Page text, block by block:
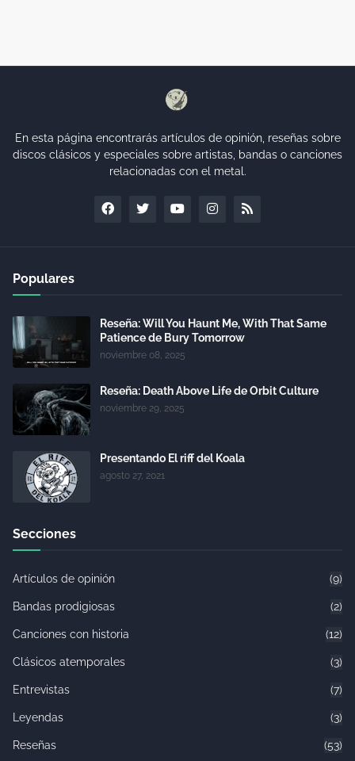
En esta página encontrarás artículos de opinión, reseñas sobre
discos clásicos y especiales sobre artistas, bandas o canciones
relacionadas con el metal.
Populares
Reseña: Will You Haunt Me, With That Same
Patience de Bury Tomorrow
noviembre 08, 2025
Reseña: Death Above Life de Orbit Culture
noviembre 29, 2025
Presentando El riff del Koala
agosto 27, 2021
Secciones
Artículos de opinión (9)
Bandas prodigiosas (2)
Canciones con historia (12)
Clásicos atemporales (3)
Entrevistas (7)
Leyendas (3)
Reseñas (53)